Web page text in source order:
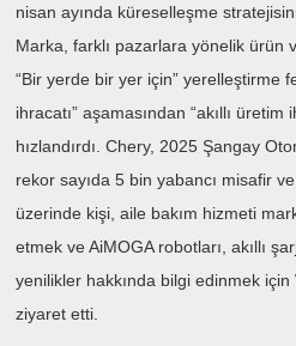
nisan ayında küreselleşme
Marka, farklı pazarlara yönelik ürün
“Bir yerde bir yer için” yerelleştirme
ihracatı” aşamasından “akıllı
hızlandırdı. Chery, 2025 Şangay
rekor sayıda 5 bin yabancı misafir
üzerinde kişi, aile bakım hizmeti
etmek ve AiMOGA robotları, akıllı
yenilikler hakkında bilgi edinmek
ziyaret etti.